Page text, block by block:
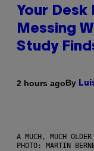
Your Desk
Messing
Study
2 hours agoBy
A MUCH, MUCH
PHOTO: MARTIN